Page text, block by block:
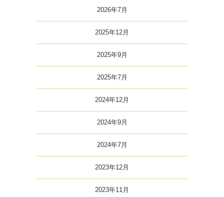
2026年7月
2025年12月
2025年9月
2025年7月
2024年12月
2024年9月
2024年7月
2023年12月
2023年11月